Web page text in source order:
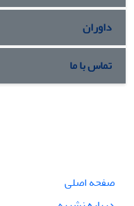
داوران
تماس با ما
صفحه اصلی